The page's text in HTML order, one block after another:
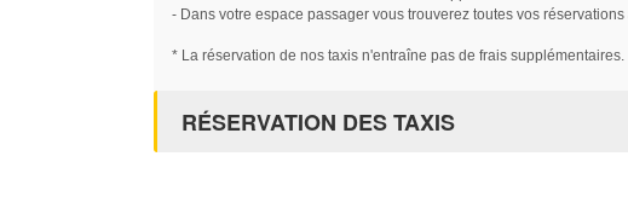
- Dans votre espace passager vous trouverez toutes vos réservations
* La réservation de nos taxis n'entraîne pas de frais supplémentaires.
RÉSERVATION DES TAXIS